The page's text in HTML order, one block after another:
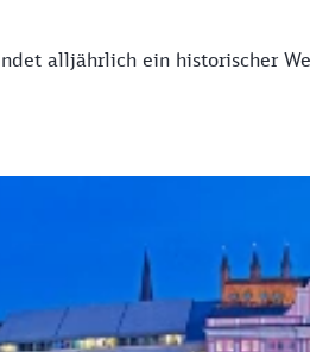
alljährlich ein historischer